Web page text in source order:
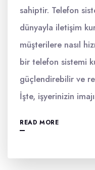
sahiptir. Telefon
dünyayla iletişim
müşterilere nasıl
bir telefon sistemi
güçlendirebilir ve
İşte, işyerinizin
READ MORE